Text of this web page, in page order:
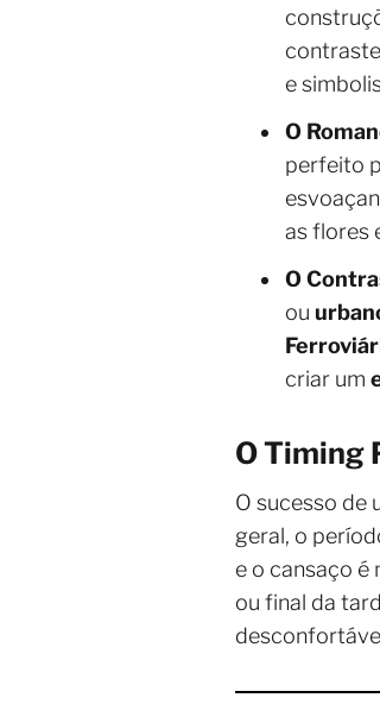
e
O
perfeito
as flores
O
ou
criar um
O Timing
O sucesso de
geral, o
e o cansaço
ou final da